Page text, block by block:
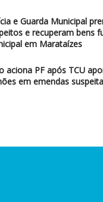
e Guarda Municipal
e recuperam bens
em Marataízes
aciona PF após TCU
em emendas